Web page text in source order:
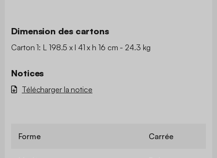
Dimension des cartons
Carton 1: L 198.5 x l 41 x h 16 cm - 24.3 kg
Notices
Télécharger la notice
Forme Carrée